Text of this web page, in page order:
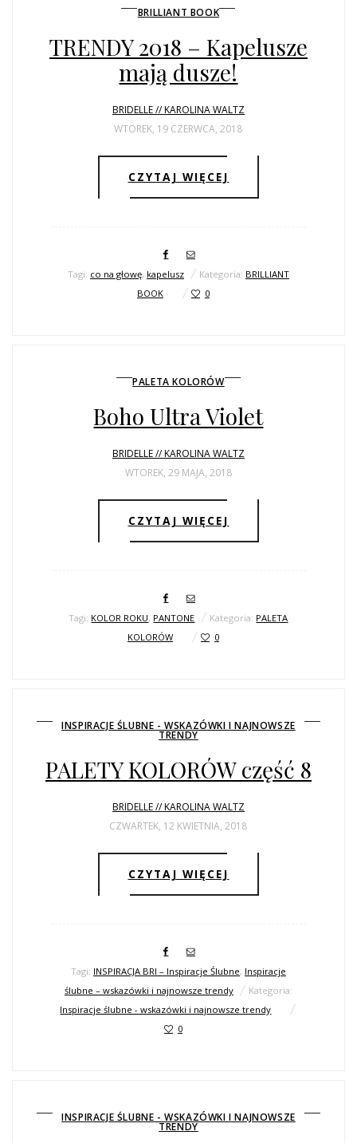
BRILLIANT BOOK
TRENDY 2018 – Kapelusze
mają dusze!
BRIDELLE // KAROLINA WALTZ
WTOREK, 19 CZERWCA, 2018
CZYTAJ WIĘCEJ
Tagi: co na głowę, kapelusz Kategoria: BRILLIANT
BOOK
0
PALETA KOLORÓW
Boho Ultra Violet
BRIDELLE // KAROLINA WALTZ
WTOREK, 29 MAJA, 2018
CZYTAJ WIĘCEJ
Tagi: KOLOR ROKU, PANTONE Kategoria: PALETA
KOLORÓW
0
INSPIRACJE ŚLUBNE - WSKAZÓWKI I NAJNOWSZE
TRENDY
PALETY KOLORÓW część 8
BRIDELLE // KAROLINA WALTZ
CZWARTEK, 12 KWIETNIA, 2018
CZYTAJ WIĘCEJ
Tagi: INSPIRACJA BRI – Inspiracje Ślubne, Inspiracje
ślubne – wskazówki i najnowsze trendy
Kategoria:
Inspiracje ślubne - wskazówki i najnowsze trendy
0
INSPIRACJE ŚLUBNE - WSKAZÓWKI I NAJNOWSZE
TRENDY